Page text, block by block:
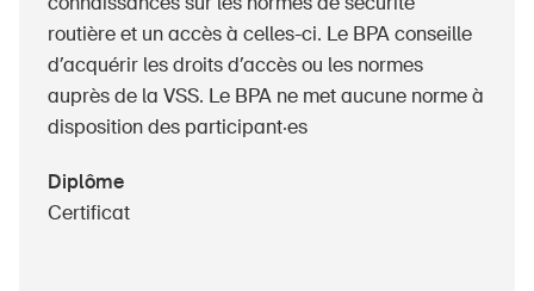
routière et un accès à celles-ci. Le BPA conseille
d’acquérir les droits d’accès ou les normes
auprès de la VSS. Le BPA ne met aucune norme à
disposition des participant·es
Diplôme
Certificat